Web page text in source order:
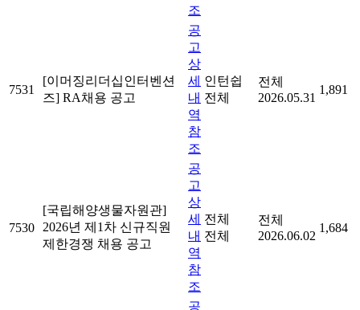
조
7531
[이머징리더십인터벤션
즈] RA채용 공고
공
고
상
세
내
역
참
조
인턴쉽
전체
전체
2026.05.31
1,891
7530
[국립해양생물자원관]
2026년 제1차 신규직원
제한경쟁 채용 공고
공
고
상
세
내
역
참
조
전체
전체
전체
2026.06.02
1,684
공